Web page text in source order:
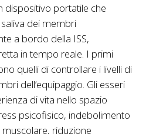
dispositivo portatile che
dei membri
a bordo della ISS,
in tempo reale. I primi
quelli di controllare i livelli di
dell’equipaggio. Gli esseri
di vita nello spazio
psicofisico, indebolimento
riduzione